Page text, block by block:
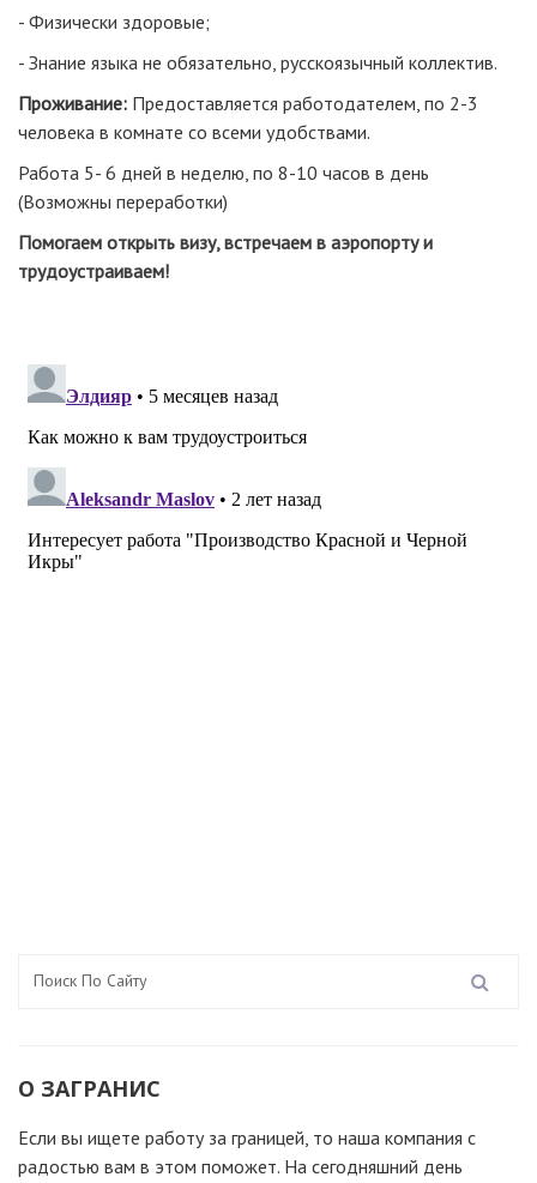
- Физически здоровые;
- Знание языка не обязательно, русскоязычный коллектив.
Проживание: Предоставляется работодателем, по 2-3
человека в комнате со всеми удобствами.
Работа 5- 6 дней в неделю, по 8-10 часов в день
(Возможны переработки)
Помогаем открыть визу, встречаем в аэропорту и
трудоустраиваем!
О ЗАГРАНИС
Если вы ищете работу за границей, то наша компания c
радостью вам в этом поможет. На сегодняшний день